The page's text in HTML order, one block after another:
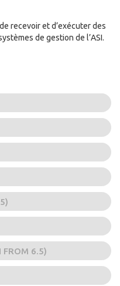
recevoir et d’exécuter des
de gestion de l’ASI.
FROM 6.5)